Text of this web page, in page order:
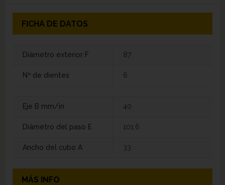
FICHA DE DATOS
Diámetro exterior F 87
Nº de dientes 6
Eje B mm/in 40
Diámetro del paso E 101,6
Ancho del cubo A 33
MÁS INFO